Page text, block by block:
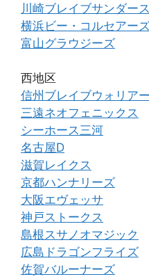
川崎ブレイブサンダース
横浜ビー・コルセアー
富山グラウジーズ
西地区
信州ブレイブウォリア
三遠ネオフェニックス
シーホース三河
名古屋D
滋賀レイクス
京都ハンナリーズ
大阪エヴェッサ
神戸ストークス
島根スサノオマジック
広島ドラゴンフライズ
佐賀バルーナーズ